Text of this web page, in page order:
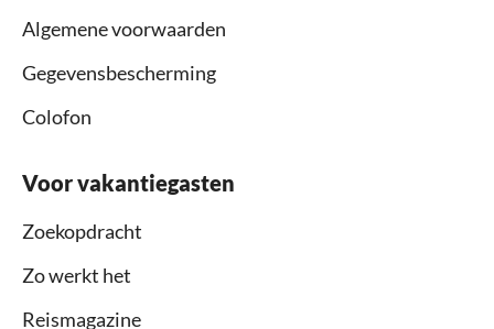
Algemene voorwaarden
Gegevensbescherming
Colofon
Voor vakantiegasten
Zoekopdracht
Zo werkt het
Reismagazine